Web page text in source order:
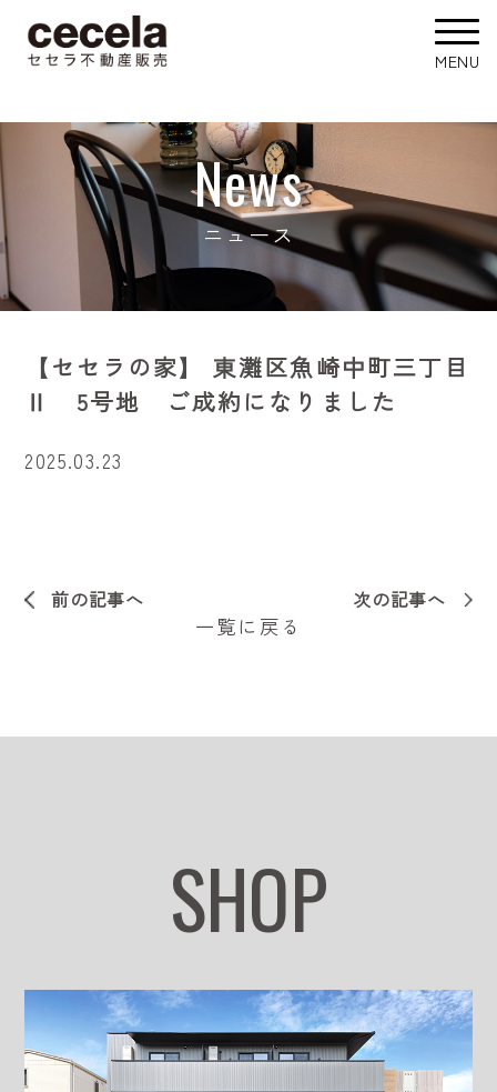
News
ニュース
【セセラの家】 東灘区魚崎中町三丁目
Ⅱ 5号地 ご成約になりました
2025.03.23
前の記事へ 次の記事へ
一覧に戻る
SHOP